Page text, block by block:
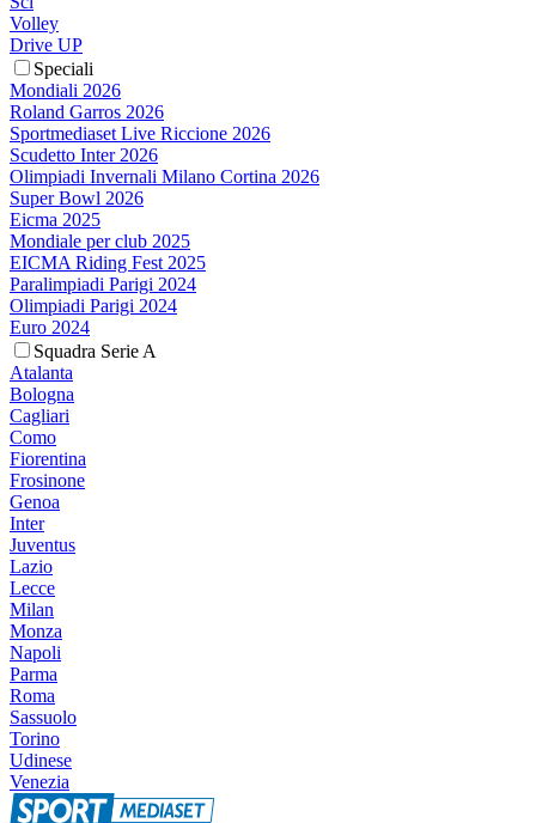
Volley
Drive UP
Speciali
Mondiali 2026
Roland Garros 2026
Sportmediaset Live Riccione 2026
Scudetto Inter 2026
Olimpiadi Invernali Milano Cortina 2026
Super Bowl 2026
Eicma 2025
Mondiale per club 2025
EICMA Riding Fest 2025
Paralimpiadi Parigi 2024
Olimpiadi Parigi 2024
Euro 2024
Squadra Serie A
Atalanta
Bologna
Cagliari
Como
Fiorentina
Frosinone
Genoa
Inter
Juventus
Lazio
Lecce
Milan
Monza
Napoli
Parma
Roma
Sassuolo
Torino
Udinese
Venezia